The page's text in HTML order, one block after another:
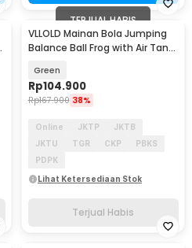
TERJUAL HABIS
VLLOLD Mainan Bola Jumping
Balance Ball Frog with Air Tank
Green
Rp104.900
Rp167.900 38%
Online JKTP
JKTB
JKTU
TGR CKP
PBKS
PDPK
Lihat Ketersediaan Stok
Terjual Habis